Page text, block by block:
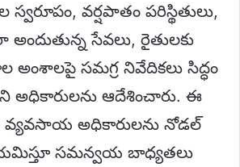
వర్షపాతం పరిస్థితులు,
సేవలు, రైతులకు
అంశాలపై సమగ్ర నివేదికలు సిద్ధం
అధికారులను ఆదేశించారు. ఈ
వ్యవసాయ అధికారులను నోడల్
సమన్వయ బాధ్యతలు